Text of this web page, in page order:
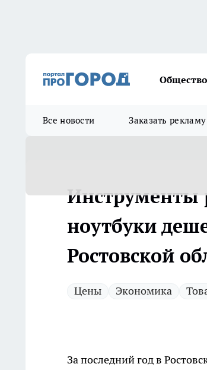
Общество
Все новости Заказать рекламу
Инструменты
ноутбуки
Ростовской
Цены Экономика
За последний год в